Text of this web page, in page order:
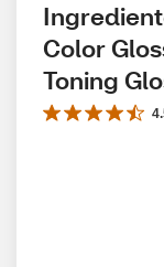
Color
Toning